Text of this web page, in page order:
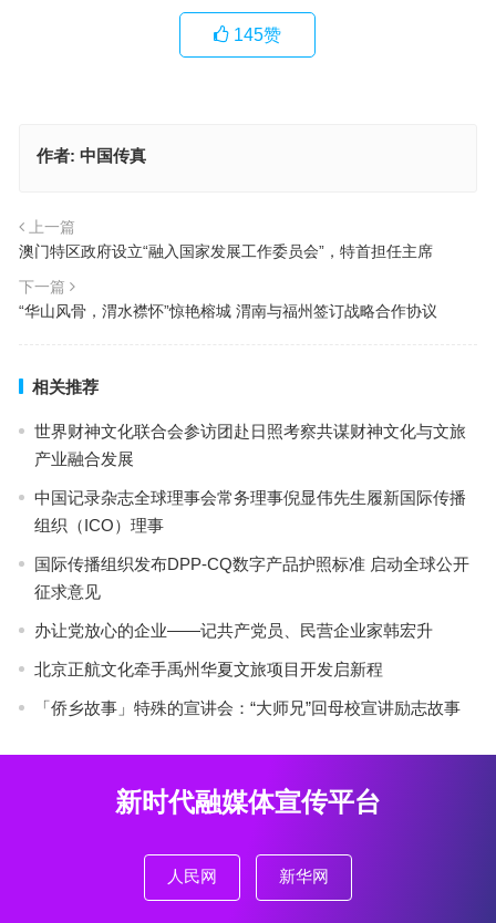
145赞
作者: 中国传真
上一篇
澳门特区政府设立“融入国家发展工作委员会”，特首担任主席
下一篇
“华山风骨，渭水襟怀”惊艳榕城 渭南与福州签订战略合作协议
相关推荐
世界财神文化联合会参访团赴日照考察共谋财神文化与文旅
产业融合发展
中国记录杂志全球理事会常务理事倪显伟先生履新国际传播
组织（ICO）理事
国际传播组织发布DPP-CQ数字产品护照标准 启动全球公开
征求意见
办让党放心的企业——记共产党员、民营企业家韩宏升
北京正航文化牵手禹州华夏文旅项目开发启新程
「侨乡故事」特殊的宣讲会：“大师兄”回母校宣讲励志故事
新时代融媒体宣传平台
人民网 新华网